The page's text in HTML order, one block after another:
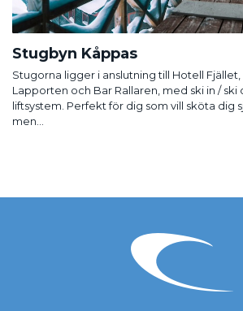
Stugbyn Kåppas
Stugorna ligger i anslutning till Hotell Fjället,
Lapporten och Bar Rallaren, med ski in /
liftsystem. Perfekt för dig som vill sköta dig
men...